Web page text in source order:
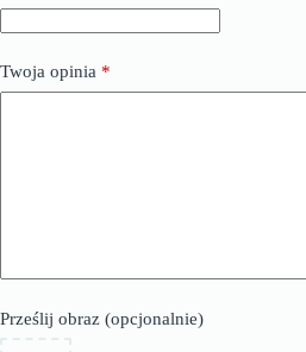
Twoja opinia *
Prześlij obraz (opcjonalnie)